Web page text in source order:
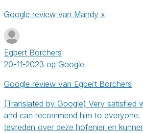
Google review van Mandy x
Egbert Borchers
20-11-2023 op Google
Google review van Egbert Borchers
(Translated by Google) Very satisfied
and can recommend him to everyone.
tevreden over deze hofenier en